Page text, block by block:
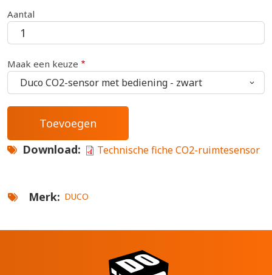
Aantal
Maak een keuze
Download Technische fiche CO2-ruimtesensor
Merk DUCO